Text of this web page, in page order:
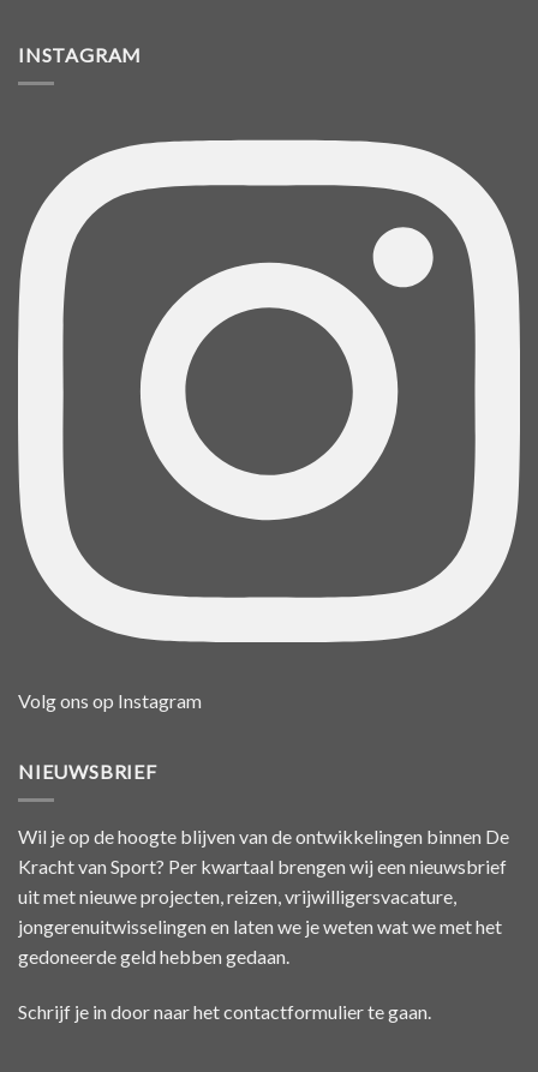
INSTAGRAM
Volg ons op Instagram
NIEUWSBRIEF
Wil je op de hoogte blijven van de ontwikkelingen binnen De
Kracht van Sport? Per kwartaal brengen wij een nieuwsbrief
uit met nieuwe projecten, reizen, vrijwilligersvacature,
jongerenuitwisselingen en laten we je weten wat we met het
gedoneerde geld hebben gedaan.
Schrijf je in door naar hetcontactformulierte gaan.